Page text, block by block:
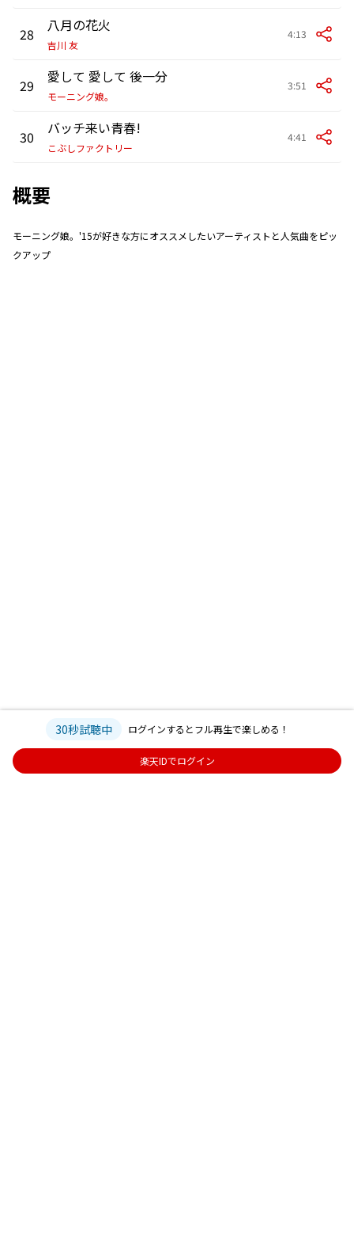
28 八月の花火
吉川 友
4:13
29 愛して 愛して 後一分
モーニング娘。
3:51
30 バッチ来い青春!
こぶしファクトリー
4:41
概要
モーニング娘。'15が好きな方にオススメしたいアーティストと人気曲をピッ
クアップ
30秒試聴中 ログインするとフル再生で楽しめる！
楽天IDでログイン